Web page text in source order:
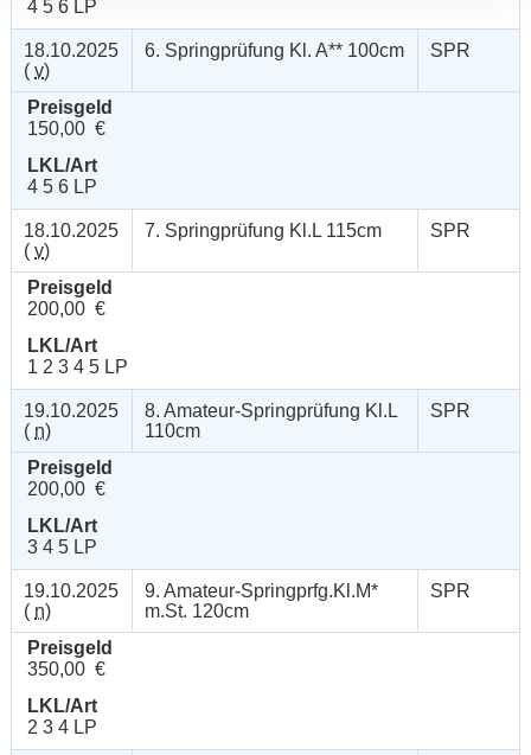
4 5 6 LP
18.10.2025
( v)
6. Springprüfung Kl. A** 100cm SPR
Preisgeld
150,00 €
LKL/Art
4 5 6 LP
18.10.2025
( v)
7. Springprüfung Kl.L 115cm SPR
Preisgeld
200,00 €
LKL/Art
1 2 3 4 5 LP
19.10.2025
( n)
8. Amateur-Springprüfung Kl.L
110cm
SPR
Preisgeld
200,00 €
LKL/Art
3 4 5 LP
19.10.2025
( n)
9. Amateur-Springprfg.Kl.M*
m.St. 120cm
SPR
Preisgeld
350,00 €
LKL/Art
2 3 4 LP